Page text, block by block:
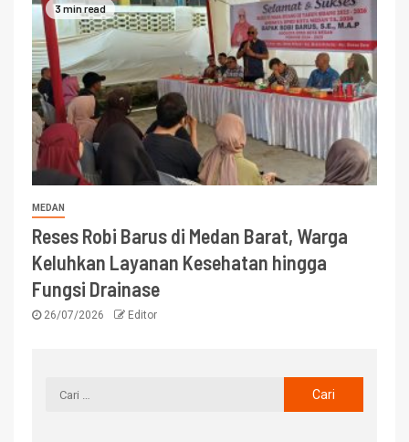
3 min read
MEDAN
Reses Robi Barus di Medan Barat, Warga
Keluhkan Layanan Kesehatan hingga
Fungsi Drainase
26/07/2026 Editor